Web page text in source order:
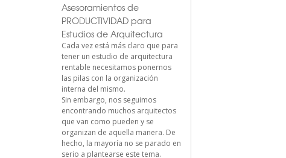
Asesoramientos de
PRODUCTIVIDAD para
Estudios de Arquitectura
Cada vez está más claro que para
tener un estudio de arquitectura
rentable necesitamos ponernos
las pilas con la organización
interna del mismo.
Sin embargo, nos seguimos
encontrando muchos arquitectos
que van como pueden y se
organizan de aquella manera. De
hecho, la mayoría no se parado en
serio a plantearse este tema.